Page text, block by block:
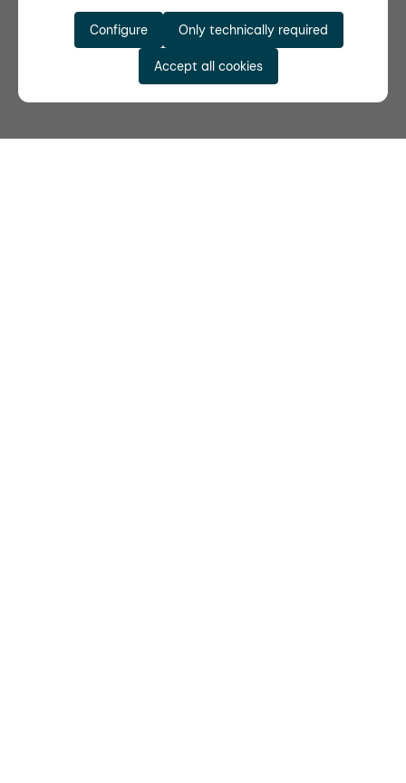
Only technically required
Configure
Accept all cookies